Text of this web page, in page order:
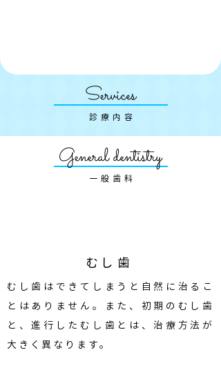
Services
診療内容
General dentistry
一般歯科
むし歯
むし歯はできてしまうと自然に治るこ
とはありません。また、初期のむし歯
と、進行したむし歯とは、治療方法が
大きく異なります。